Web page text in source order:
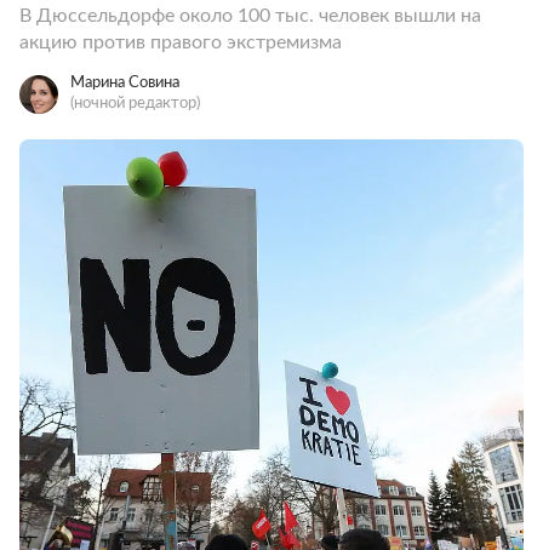
В Дюссельдорфе около 100 тыс. человек вышли на
акцию против правого экстремизма
Марина Совина
(ночной редактор)